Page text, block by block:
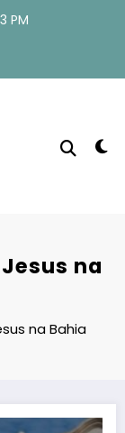
PM
na
na Bahia